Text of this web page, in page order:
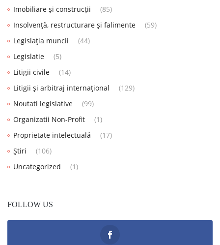
Imobiliare și construcții
(85)
Insolvență, restructurare și falimente
(59)
Legislația muncii
(44)
Legislatie
(5)
Litigii civile
(14)
Litigii și arbitraj internațional
(129)
Noutati legislative
(99)
Organizatii Non-Profit
(1)
Proprietate intelectuală
(17)
Știri
(106)
Uncategorized
(1)
FOLLOW US